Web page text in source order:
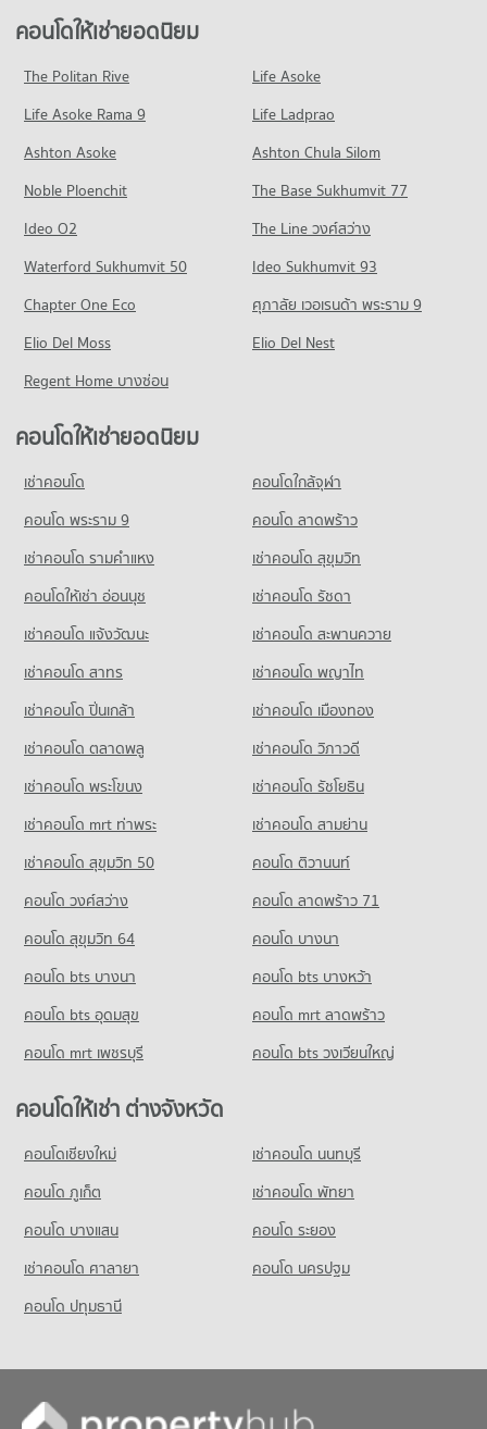
377 โครงการ
คอนโดให้เช่า วิทยาลัยพณิชยการธนบุรี
มีคอนโดให้เช่า 9,221 ประกาศ
มีคอนโดขาย 3,495 ประกาศ
คอนโด ม.สยาม
556 โครงการ
คอนโดให้เช่า ม.สยาม
มีคอนโดให้เช่า 12,625 ประกาศ
ขายคอนโด ม.สยาม
มีคอนโดขาย 5,407 ประกาศ
คอนโด ม.ราชภัฏบ้านสมเด็จเจ้าพระยา
คอนโดให้เช่า ม.ราชภัฏบ้านสมเด็จเจ้าพระยา
มีคอนโดให้เช่า 7,746 ประกาศ
ขายคอนโด ม.ราชภัฏบ้านสมเด็จเจ้าพระยา
มีคอนโดขาย 3,358 ประกาศ
คอนโด รร.วัดนวลนรดิศ
คอนโดให้เช่า รร.วัดนวลนรดิศ
มีคอนโดให้เช่า 5,458 ประกาศ
ขายคอนโด รร.วัดนวลนรดิศ
มีคอนโดขาย 2,193 ประกาศ
242 โครงการ
คอนโดให้เช่า รร.บางปะกอกวิทยาคม
ขายคอนโด รร.บางปะกอกวิทยาคม
มีคอนโดขาย 2,512 ประกาศ
คอนโด รร.วัดราชโอรส
137 โครงการ
คอนโดให้เช่า รร.วัดราชโอรส
มีคอนโดให้เช่า 5,036 ประกาศ
ขายคอนโด รร.วัดราชโอรส
คอนโด รร.วัดพิชัยญาติ
คอนโดให้เช่า รร.วัดพิชัยญาติ
มีคอนโดให้เช่า 16,654 ประกาศ
ขายคอนโด รร.วัดพิชัยญาติ
คอนโด ฟิวเจอร์ พาร์ค บางแค
มีคอนโดให้เช่า 6,029 ประกาศ
ขายคอนโด ฟิวเจอร์ พาร์ค บางแค
มีคอนโดขาย 2,375 ประกาศ
289 โครงการ
คอนโดให้เช่า เดอะ มอลล์ ท่าพระ
มีคอนโดขาย 4,888 ประกาศ
คอนโด บิ๊กซี เอ็กซ์ตร้า บางปะกอก
คอนโดให้เช่า บิ๊กซี เอ็กซ์ตร้า บางปะกอก
มีคอนโดให้เช่า 5,825 ประกาศ
มีคอนโดขาย 2,607 ประกาศ
คอนโด เทสโก้โลตัส บางปะกอก
425 โครงการ
คอนโดให้เช่า เทสโก้โลตัส บางปะกอก
มีคอนโดให้เช่า 10,992 ประกาศ
ขายคอนโด เทสโก้โลตัส บางปะกอก
มีคอนโดขาย 5,323 ประกาศ
คอนโด บิ๊กซี ราษฎร์บูรณะ
คอนโดให้เช่า บิ๊กซี ราษฎร์บูรณะ
มีคอนโดให้เช่า 4,259 ประกาศ
ขายคอนโด บิ๊กซี ราษฎร์บูรณะ
มีคอนโดขาย 2,432 ประกาศ
คอนโด บิ๊กซี ดาวคะนอง
423 โครงการ
คอนโดให้เช่า บิ๊กซี ดาวคะนอง
ขายคอนโด บิ๊กซี ดาวคะนอง
มีคอนโดขาย 6,256 ประกาศ
ขายคอนโด เขตธนบุรี
มีคอนโดขาย 1,331 ประกาศ
คอนโด ถนนราชพฤกษ์
498 โครงการ
คอนโดให้เช่า ถนนราชพฤกษ์
มีคอนโดให้เช่า 5,285 ประกาศ
ขายคอนโด ถนนราชพฤกษ์
มีคอนโดขาย 2,182 ประกาศ
คอนโด ถนนวุฒากาศ
คอนโดให้เช่า ถนนวุฒากาศ
มีคอนโดให้เช่า 4,052 ประกาศ
ขายคอนโด ถนนวุฒากาศ
มีคอนโดขาย 1,352 ประกาศ
คอนโด ท่าพระ
คอนโดให้เช่า ท่าพระ
มีคอนโดให้เช่า 8,343 ประกาศ
ขายคอนโด ท่าพระ
มีคอนโดขาย 3,578 ประกาศ
คอนโด ล้ง 1919
722 โครงการ
คอนโดให้เช่า ล้ง 1919
ขายคอนโด ล้ง 1919
มีคอนโดขาย 14,530 ประกาศ
คอนโดให้เช่า รพ.บางมด 3
มีคอนโดให้เช่า 5,378 ประกาศ
ขายคอนโด รพ.บางมด 3
มีคอนโดขาย 2,076 ประกาศ
228 โครงการ
คอนโดให้เช่า รพ.บางปะกอก 1
มีคอนโดขาย 2,017 ประกาศ
คอนโดให้เช่ายอดนิยม
The Politan Rive
Life Asoke
Life Asoke Rama 9
Life Ladprao
Ashton Asoke
Ashton Chula Silom
Noble Ploenchit
The Base Sukhumvit 77
Ideo O2
The Line วงศ์สว่าง
Waterford Sukhumvit 50
Ideo Sukhumvit 93
Chapter One Eco
ศุภาลัย เวอเรนด้า พระราม 9
Elio Del Moss
Elio Del Nest
Regent Home บางซ่อน
คอนโดให้เช่ายอดนิยม
เช่าคอนโด
คอนโดใกล้จุฬา
คอนโด พระราม 9
คอนโด ลาดพร้าว
เช่าคอนโด รามคําแหง
เช่าคอนโด สุขุมวิท
คอนโดให้เช่า อ่อนนุช
เช่าคอนโด รัชดา
เช่าคอนโด แจ้งวัฒนะ
เช่าคอนโด สะพานควาย
เช่าคอนโด สาทร
เช่าคอนโด พญาไท
เช่าคอนโด ปิ่นเกล้า
เช่าคอนโด เมืองทอง
เช่าคอนโด ตลาดพลู
เช่าคอนโด วิภาวดี
เช่าคอนโด พระโขนง
เช่าคอนโด รัชโยธิน
เช่าคอนโด mrt ท่าพระ
เช่าคอนโด สามย่าน
เช่าคอนโด สุขุมวิท 50
คอนโด ติวานนท์
คอนโด วงศ์สว่าง
คอนโด ลาดพร้าว 71
คอนโด สุขุมวิท 64
คอนโด บางนา
คอนโด bts บางนา
คอนโด bts บางหว้า
คอนโด bts อุดมสุข
คอนโด mrt ลาดพร้าว
คอนโด mrt เพชรบุรี
คอนโด bts วงเวียนใหญ่
คอนโดให้เช่า ต่างจังหวัด
คอนโดเชียงใหม่
เช่าคอนโด นนทบุรี
คอนโด ภูเก็ต
เช่าคอนโด พัทยา
คอนโด บางแสน
คอนโด ระยอง
เช่าคอนโด ศาลายา
คอนโด นครปฐม
คอนโด ปทุมธานี